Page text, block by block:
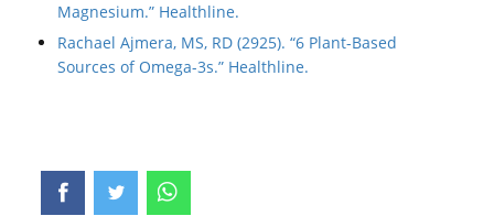
Magnesium.” Healthline.
Rachael Ajmera, MS, RD (2925). “6 Plant-Based
Sources of Omega-3s.” Healthline.